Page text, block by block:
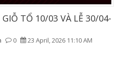
TỔ 10/03 VÀ LỄ 30/04-
0 23 April, 2026 11:10 AM